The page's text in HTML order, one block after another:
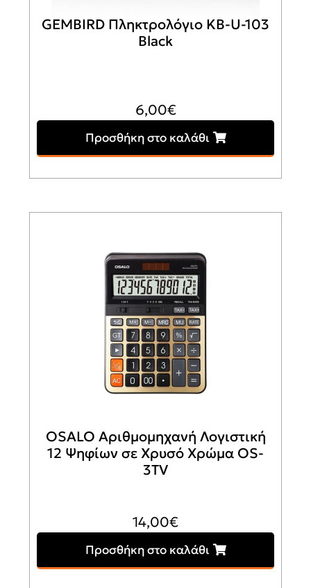
GEMBIRD Πληκτρολόγιο KB-U-103
Black
6,00€
Προσθήκη στο καλάθι
OSALO Αριθμομηχανή Λογιστική
12 Ψηφίων σε Χρυσό Χρώμα OS-
3TV
14,00€
Προσθήκη στο καλάθι